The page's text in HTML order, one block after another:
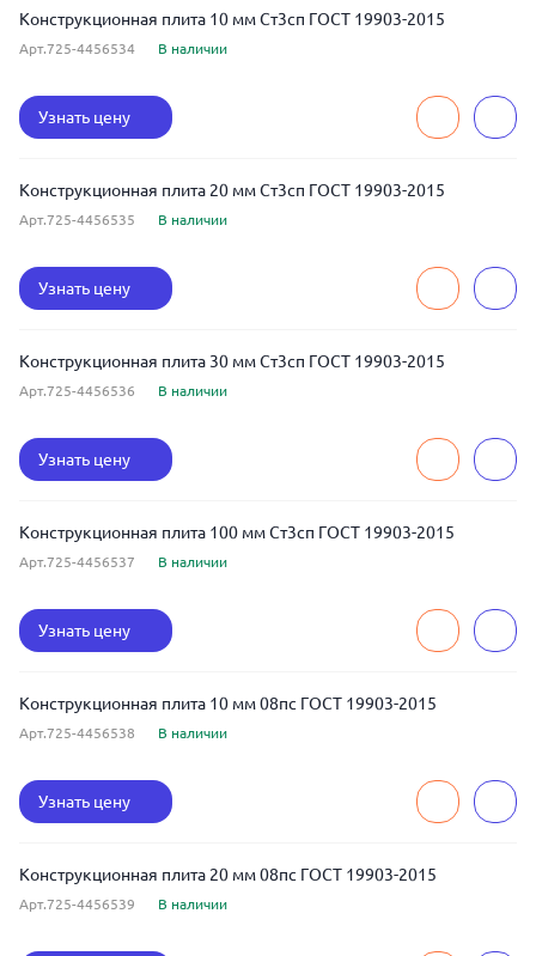
Конструкционная плита 10 мм Ст3сп ГОСТ 19903-2015
Арт.725-4456534 В наличии
Узнать цену
Конструкционная плита 20 мм Ст3сп ГОСТ 19903-2015
Арт.725-4456535 В наличии
Узнать цену
Конструкционная плита 30 мм Ст3сп ГОСТ 19903-2015
Арт.725-4456536 В наличии
Узнать цену
Конструкционная плита 100 мм Ст3сп ГОСТ 19903-2015
Арт.725-4456537 В наличии
Узнать цену
Конструкционная плита 10 мм 08пс ГОСТ 19903-2015
Арт.725-4456538 В наличии
Узнать цену
Конструкционная плита 20 мм 08пс ГОСТ 19903-2015
Арт.725-4456539 В наличии